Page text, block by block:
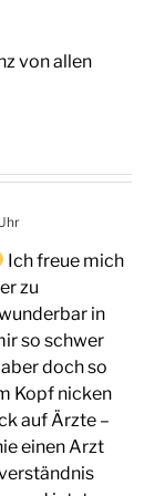
von allen
Ich freue mich
zu
in
so schwer
doch so
Kopf nicken
auf Ärzte –
einen Arzt